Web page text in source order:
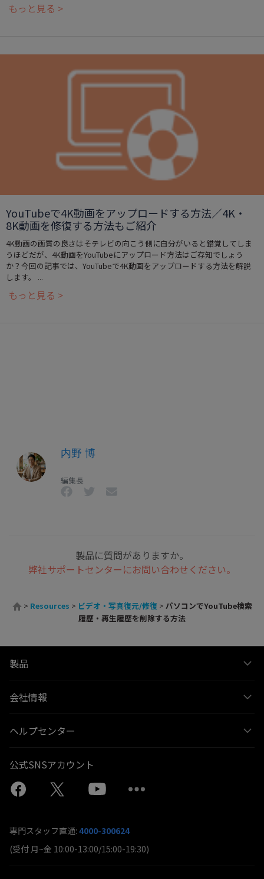
もっと見る >
YouTubeで4K動画をアップロードする方法／4K・
8K動画を修復する方法もご紹介
4K動画の画質の良さはそテレビの向こう側に自分がいると錯覚してしま
うほどだが、4K動画をYouTubeにアップロード方法はご存知でしょう
か？今回の記事では、YouTubeで4K動画をアップロードする方法を解説
します。 ...
もっと見る >
内野 博
編集長
製品に質問がありますか。
弊社サポートセンターにお問い合わせください。
> Resources > ビデオ・写真復元/修復 > パソコンでYouTube検索
履歴・再生履歴を削除する方法
製品
会社情報
ヘルプセンター
公式SNSアカウント
専門スタッフ直通: 4000-300624
(受付 月~金 10:00-13:00/15:00-19:30)